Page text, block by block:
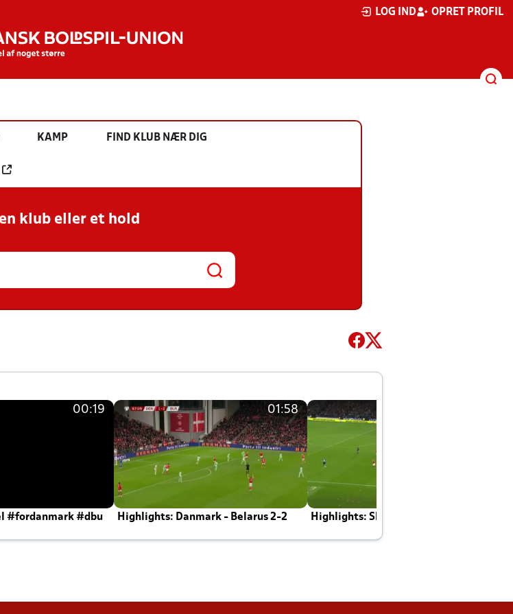
LOG IND OPRET PROFIL
KAMP FIND KLUB NÆR DIG
klub eller et hold
00:19
#fordanmark #dbu
01:58
Highlights: Danmark - Belarus 2-2 Highlights: Skotland - Danmark 4-2